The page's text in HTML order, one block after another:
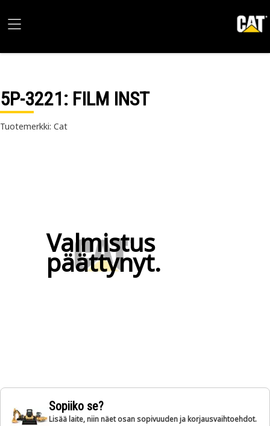
5P-3221: FILM INST
Tuotemerkki: Cat
Valmistus
päättynyt.
Sopiiko se?
Lisää laite, niin näet osan sopivuuden ja korjausvaihtoehdot.